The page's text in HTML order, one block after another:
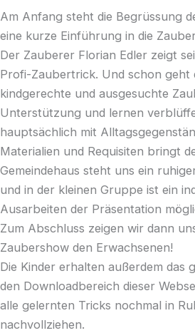
Am Anfang steht die Begrüssung
eine kurze Einführung in die
Der Zauberer Florian Edler zeigt
Profi-Zaubertrick. Und schon geht
kindgerechte und ausgesuchte
Unterstützung und lernen
hauptsächlich mit
Materialien und Requisiten bringt
Gemeindehaus steht uns ein
und in der kleinen Gruppe ist ein
Ausarbeiten der Präsentation
Zum Abschluss zeigen wir dann
Zaubershow den Erwachsenen!
Die Kinder erhalten außerdem das
den Downloadbereich dieser
alle gelernten Tricks nochmal in
nachvollziehen.